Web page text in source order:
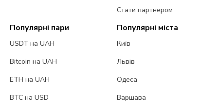
Стати партнером
Популярні пари
USDT на UAH
Bitcoin на UAH
ETH на UAH
BTC на USD
Популярні міста
Київ
Львів
Одеса
Варшава